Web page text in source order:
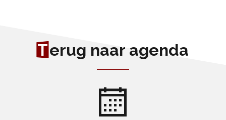
Terug naar agenda